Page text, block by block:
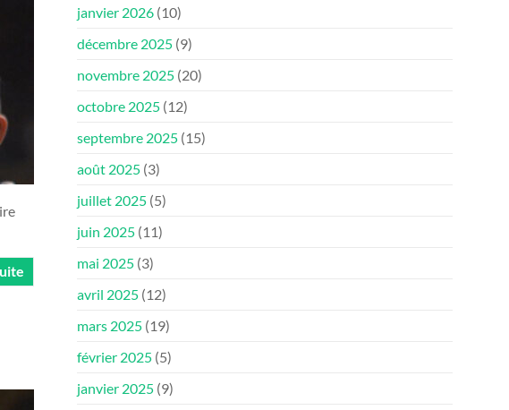
janvier 2026 (10)
décembre 2025 (9)
novembre 2025 (20)
octobre 2025 (12)
septembre 2025 (15)
août 2025 (3)
juillet 2025 (5)
juin 2025 (11)
mai 2025 (3)
avril 2025 (12)
mars 2025 (19)
février 2025 (5)
janvier 2025 (9)